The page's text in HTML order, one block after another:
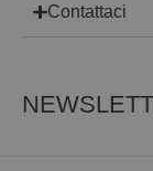
Contattaci